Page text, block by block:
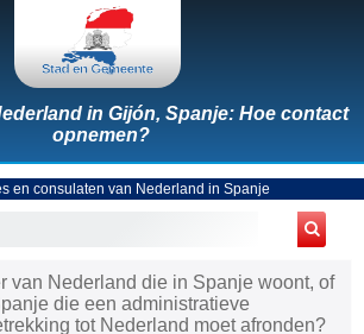
in Gijón, Spanje: Hoe contact
opnemen?
en consulaten van Nederland in Spanje
van Nederland die in Spanje woont, of
die een administratieve
tot Nederland moet afronden?